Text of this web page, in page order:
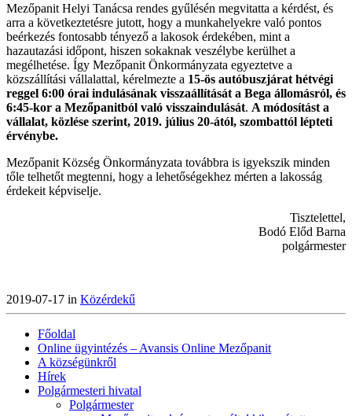
Mezőpanit Helyi Tanácsa rendes gyűlésén megvitatta a kérdést, és
arra a következtetésre jutott, hogy a munkahelyekre való pontos
beérkezés fontosabb tényező a lakosok érdekében, mint a
hazautazási időpont, hiszen sokaknak veszélybe kerülhet a
megélhetése. Így Mezőpanit Önkormányzata egyeztetve a
közszállítási vállalattal, kérelmezte a 15-ös autóbuszjárat hétvégi
reggel 6:00 órai indulásának visszaállítását a Bega állomásról, és
6:45-kor a Mezőpanitból való visszaindulását. A módosítást a
vállalat, közlése szerint, 2019. július 20-ától, szombattól lépteti
érvénybe.
Mezőpanit Község Önkormányzata továbbra is igyekszik minden
tőle telhetőt megtenni, hogy a lehetőségekhez mérten a lakosság
érdekeit képviselje.
Tisztelettel,
Bodó Előd Barna
polgármester
2019-07-17 in Közérdekű
Főoldal
Online ügyintézés – Avansis Online Mezőpanit
A községünkről
Hírek
Polgármesteri hivatal
Polgármester